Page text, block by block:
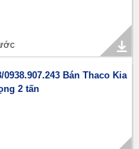
Bán Thaco Kia
2 tấn